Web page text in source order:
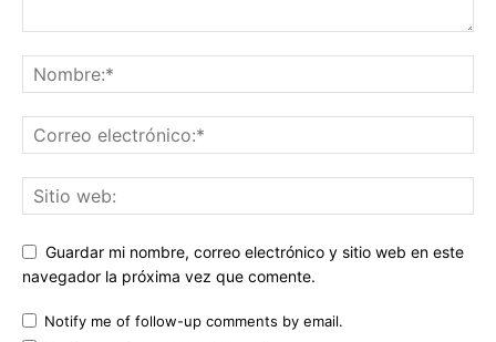
Guardar mi nombre, correo electrónico y sitio web en este
navegador la próxima vez que comente.
Notify me of follow-up comments by email.